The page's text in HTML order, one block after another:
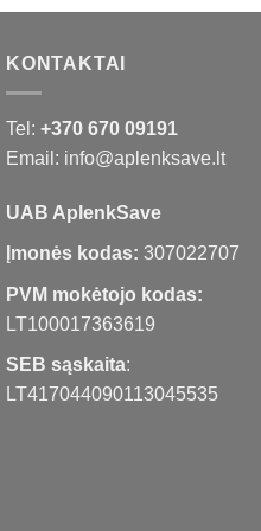
KONTAKTAI
Tel: +370 670 09191
Email: info@aplenksave.lt
UAB AplenkSave
Įmonės kodas: 307022707
PVM mokėtojo kodas:
LT100017363619
SEB sąskaita:
LT417044090113045535